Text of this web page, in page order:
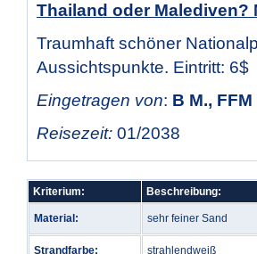
Thailand oder Malediven?
Traumhaft schöner
Aussichtspunkte. Eintritt: 6$
Eingetragen von: B M., FFM
Reisezeit: 01/2038
Kriterium: Beschreibung:
Material: sehr feiner Sand
Strandfarbe: strahlendweiß